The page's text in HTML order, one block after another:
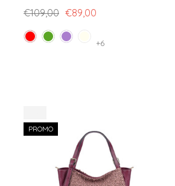
€109,00 €89,00
+6
PROMO